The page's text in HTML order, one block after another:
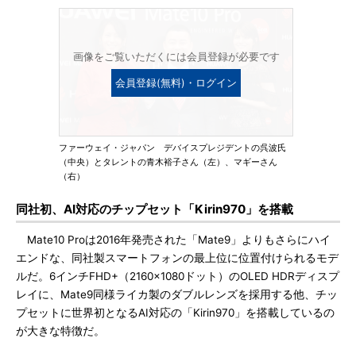
画像をご覧いただくには会員登録が必要です
会員登録(無料)・ログイン
ファーウェイ・ジャパン デバイスプレジデントの呉波氏
（中央）とタレントの青木裕子さん（左）、マギーさん
（右）
同社初、AI対応のチップセット「Kirin970」を搭載
Mate10 Proは2016年発売された「Mate9」よりもさらにハイ
エンドな、同社製スマートフォンの最上位に位置付けられるモデ
ルだ。6インチFHD+（2160×1080ドット）のOLED HDRディスプ
レイに、Mate9同様ライカ製のダブルレンズを採用する他、チッ
プセットに世界初となるAI対応の「Kirin970」を搭載しているの
が大きな特徴だ。